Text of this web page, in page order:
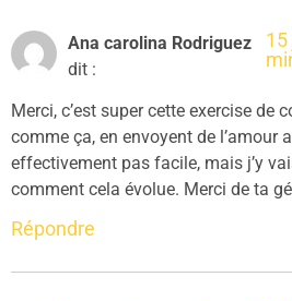
Ana carolina Rodriguez
dit :
15
Merci, c’est super cette exercise de
comme ça, en envoyent de l’amour
effectivement pas facile, mais j’y
comment cela évolue. Merci de ta
Répondre